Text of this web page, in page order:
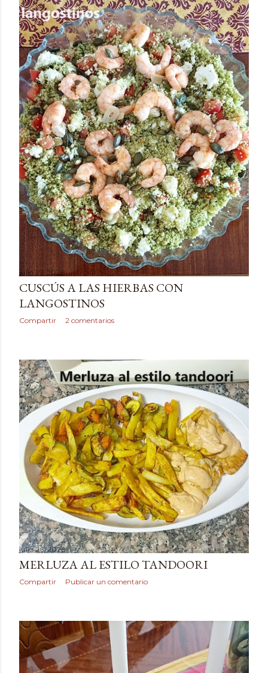
julio 27, 2026
CUSCÚS A LAS HIERBAS CON
LANGOSTINOS
Compartir 2 comentarios
julio 26, 2026
MERLUZA AL ESTILO TANDOORI
Compartir Publicar un comentario